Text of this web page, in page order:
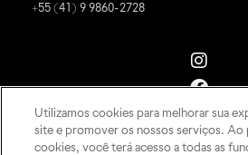
+55 (41) 9 9860-2728
Utilizamos cookies para melhorar sua
site e promover os nossos serviços.
cookies, você terá acesso a todas as